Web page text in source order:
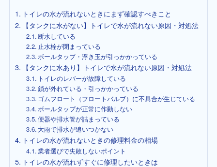
トイレの水が流れないときにまず確認すべきこと
【タンクに水がない】トイレで水が流れない原因・対処法
断水している
止水栓が閉まっている
ボールタップ・浮き玉が引っかかっている
【タンクに水あり】トイレで水が流れない原因・対処法
トイレのレバーが故障している
鎖が外れている・引っかかっている
ゴムフロート（フロートバルブ）に不具合が生じている
ボールタップが正常に作動しない
便器や排水管が詰まっている
大雨で排水が追いつかない
トイレの水が流れないときの修理料金の相場
業者選びで失敗しないポイント
トイレの水が流れずすぐに修理したいときは